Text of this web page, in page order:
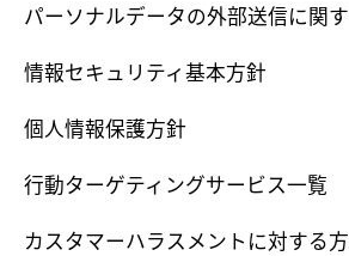
パーソナルデータの外部送信に関
情報セキュリティ基本方針
個人情報保護方針
行動ターゲティングサービス一覧
カスタマーハラスメントに対する